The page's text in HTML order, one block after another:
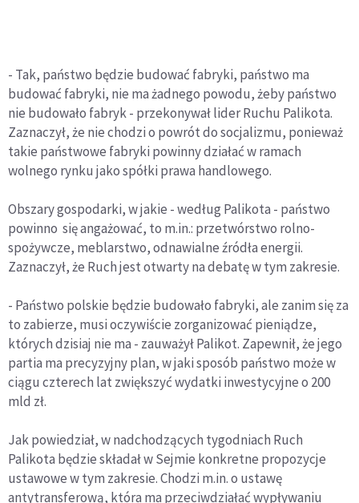
- Tak, państwo będzie budować fabryki, państwo ma
budować fabryki, nie ma żadnego powodu, żeby państwo
nie budowało fabryk - przekonywał lider Ruchu Palikota.
Zaznaczył, że nie chodzi o powrót do socjalizmu, ponieważ
takie państwowe fabryki powinny działać w ramach
wolnego rynku jako spółki prawa handlowego.
Obszary gospodarki, w jakie - według Palikota - państwo
powinno się angażować, to m.in.: przetwórstwo rolno-
spożywcze, meblarstwo, odnawialne źródła energii.
Zaznaczył, że Ruch jest otwarty na debatę w tym zakresie.
- Państwo polskie będzie budowało fabryki, ale zanim się za
to zabierze, musi oczywiście zorganizować pieniądze,
których dzisiaj nie ma - zauważył Palikot. Zapewnił, że jego
partia ma precyzyjny plan, w jaki sposób państwo może w
ciągu czterech lat zwiększyć wydatki inwestycyjne o 200
mld zł.
Jak powiedział, w nadchodzących tygodniach Ruch
Palikota będzie składał w Sejmie konkretne propozycje
ustawowe w tym zakresie. Chodzi m.in. o ustawę
antytransferową, która ma przeciwdziałać wypływaniu